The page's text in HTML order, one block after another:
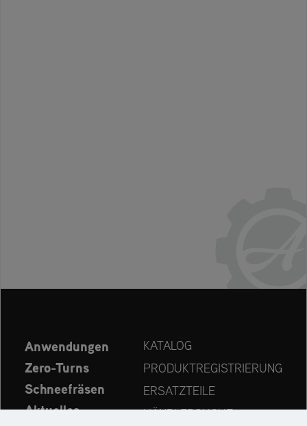
Anwendungen
Zero-Turns
Schneefräsen
Aktuelles
KATALOG
PRODUKTREGISTRIERUNG
ERSATZTEILE
HÄNDLERSUCHE